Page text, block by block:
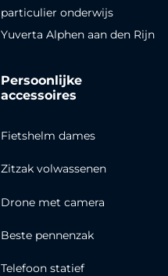
particulier onderwijs
Yuverta Alphen aan den Rijn
Persoonlijke
accessoires
Fietshelm dames
Zitzak volwassenen
Drone met camera
Beste pennenzak
Telefoon statief